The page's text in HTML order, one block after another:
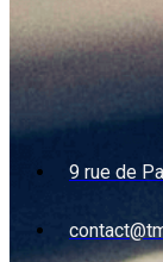
9 rue de